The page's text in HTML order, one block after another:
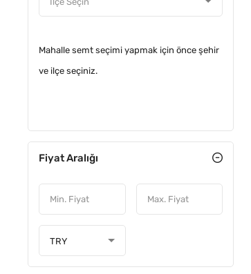
Mahalle semt seçimi yapmak için önce şehir
ve ilçe seçiniz.
Fiyat Aralığı
TRY